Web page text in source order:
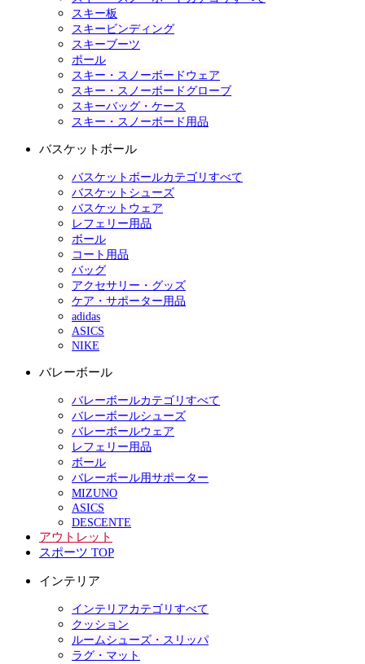
スキー板
スキービンディング
スキーブーツ
ポール
スキー・スノーボードウェア
スキー・スノーボードグローブ
スキーバッグ・ケース
スキー・スノーボード用品
バスケットボール
バスケットボールカテゴリすべて
バスケットシューズ
バスケットウェア
レフェリー用品
ボール
コート用品
バッグ
アクセサリー・グッズ
ケア・サポーター用品
adidas
ASICS
NIKE
バレーボール
バレーボールカテゴリすべて
バレーボールシューズ
バレーボールウェア
レフェリー用品
ボール
バレーボール用サポーター
MIZUNO
ASICS
DESCENTE
アウトレット
スポーツ TOP
インテリア
インテリアカテゴリすべて
クッション
ルームシューズ・スリッパ
ラグ・マット